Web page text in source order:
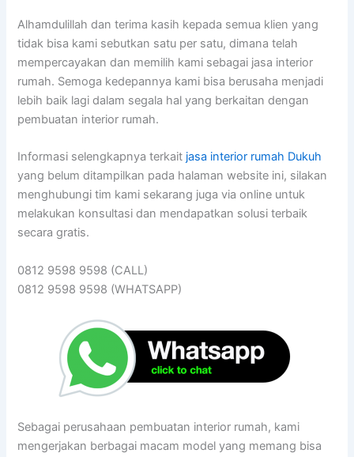
Alhamdulillah dan terima kasih kepada semua klien yang
tidak bisa kami sebutkan satu per satu, dimana telah
mempercayakan dan memilih kami sebagai jasa interior
rumah. Semoga kedepannya kami bisa berusaha menjadi
lebih baik lagi dalam segala hal yang berkaitan dengan
pembuatan interior rumah.
Informasi selengkapnya terkait jasa interior rumah Dukuh
yang belum ditampilkan pada halaman website ini, silakan
menghubungi tim kami sekarang juga via online untuk
melakukan konsultasi dan mendapatkan solusi terbaik
secara gratis.
0812 9598 9598 (CALL)
0812 9598 9598 (WHATSAPP)
Sebagai perusahaan pembuatan interior rumah, kami
mengerjakan berbagai macam model yang memang bisa